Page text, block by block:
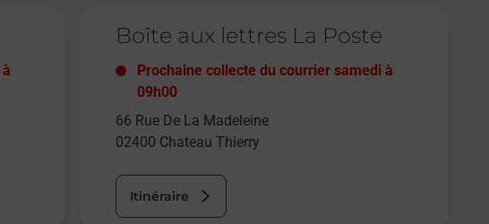
à
Boîte aux lettres La Poste
Prochaine collecte du courriersamedi à
09h00
66 Rue De La Madeleine
02400 Chateau Thierry
Itinéraire